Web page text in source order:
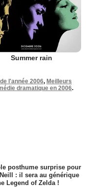
Summer rain
l'année 2006, Meilleurs
dramatique en 2006.
posthume surprise pour
: il sera au générique
Legend of Zelda !